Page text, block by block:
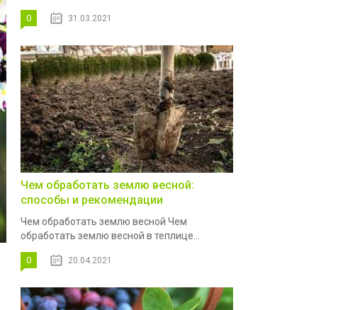
0 31.03.2021
Чем обработать землю весной:
способы и рекомендации
Чем обработать землю весной Чем
обработать землю весной в теплице...
0 20.04.2021